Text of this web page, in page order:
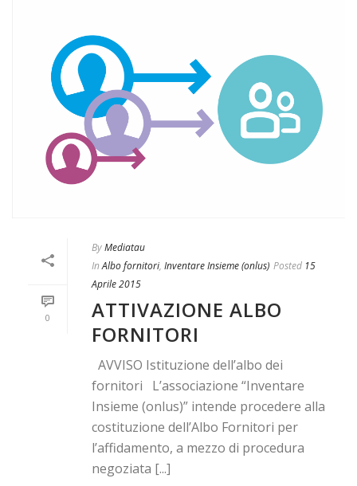
0
ByMediatau
In Albo fornitori, Inventare Insieme (onlus) Posted 15
Aprile 2015
ATTIVAZIONE ALBO
FORNITORI
AVVISO Istituzione dell’albo dei
fornitori L’associazione “Inventare
Insieme (onlus)” intende procedere alla
costituzione dell’Albo Fornitori per
l’affidamento, a mezzo di procedura
negoziata [...]